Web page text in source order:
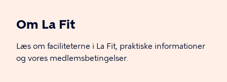
Om La Fit
Læs om faciliteterne i La Fit, praktiske informationer
og vores medlemsbetingelser.